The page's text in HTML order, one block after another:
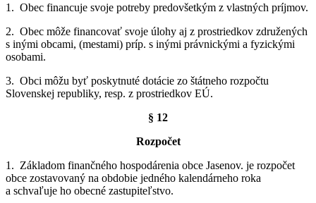
1. Obec financuje svoje potreby predovšetkým z vlastných príjmov.
2. Obec môže financovať svoje úlohy aj z prostriedkov združených
s inými obcami, (mestami) príp. s inými právnickými a fyzickými
osobami.
3. Obci môžu byť poskytnuté dotácie zo štátneho rozpočtu
Slovenskej republiky, resp. z prostriedkov EÚ.
§ 12
Rozpočet
1. Základom finančného hospodárenia obce Jasenov. je rozpočet
obce zostavovaný na obdobie jedného kalendárneho roka
a schvaľuje ho obecné zastupiteľstvo.